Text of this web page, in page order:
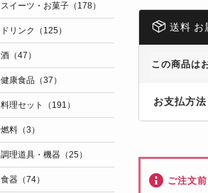
送料 お
この商品は
お支払方法
ご注文
スイーツ・お菓子（178）
ドリンク（125）
酒（47）
健康食品（37）
料理セット（191）
燃料（3）
調理道具・機器（25）
食器（74）